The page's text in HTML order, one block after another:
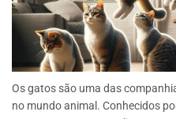
Os gatos são uma das
no mundo animal. Conhecidos